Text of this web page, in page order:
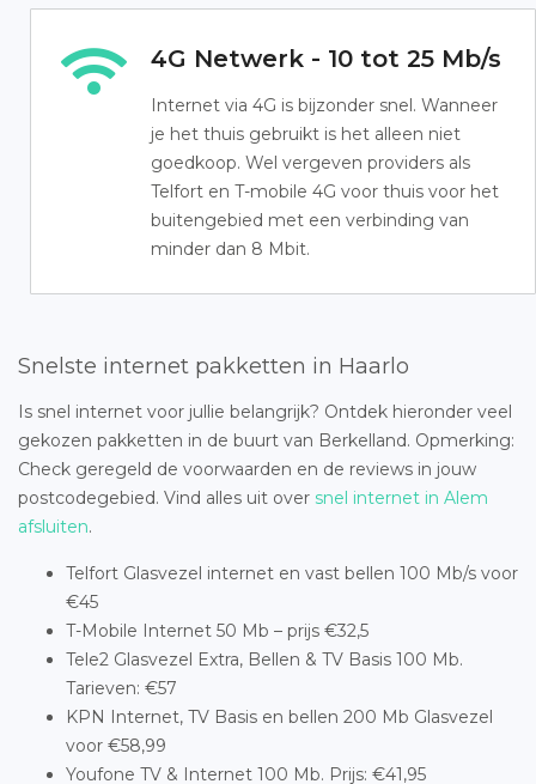
4G Netwerk - 10 tot 25 Mb/s
Internet via 4G is bijzonder snel. Wanneer
je het thuis gebruikt is het alleen niet
goedkoop. Wel vergeven providers als
Telfort en T-mobile 4G voor thuis voor het
buitengebied met een verbinding van
minder dan 8 Mbit.
Snelste internet pakketten in Haarlo
Is snel internet voor jullie belangrijk? Ontdek hieronder veel
gekozen pakketten in de buurt van Berkelland. Opmerking:
Check geregeld de voorwaarden en de reviews in jouw
postcodegebied. Vind alles uit over snel internet in Alem
afsluiten.
Telfort Glasvezel internet en vast bellen 100 Mb/s voor
€45
T-Mobile Internet 50 Mb – prijs €32,5
Tele2 Glasvezel Extra, Bellen & TV Basis 100 Mb.
Tarieven: €57
KPN Internet, TV Basis en bellen 200 Mb Glasvezel
voor €58,99
Youfone TV & Internet 100 Mb. Prijs: €41,95